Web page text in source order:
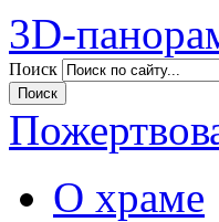
3D-
Поиск
О храме